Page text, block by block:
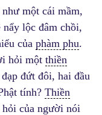
như một cái mầm,
lộc đâm chồi,
của phàm phu.
hỏi một thiền
đứt đôi, hai đầu
tính? Thiền
hỏi của người nói